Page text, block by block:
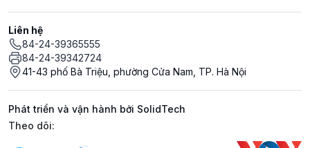
Liên hệ
84-24-39365555
84-24-39342724
41-43 phố Bà Triệu, phường Cửa Nam, TP. Hà Nội
Phát triển và vận hành bởi SolidTech
Mạng xã hội
Theo dõi: